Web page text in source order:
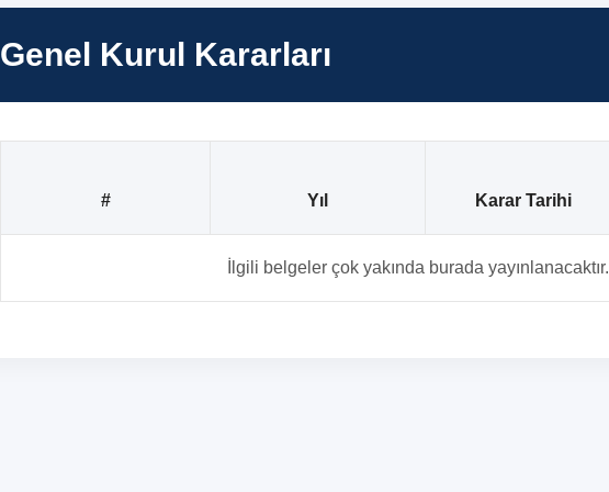
Genel Kurul Kararları
# Yıl Karar Tarihi
İlgili belgeler çok yakında burada yayınlanacaktır.